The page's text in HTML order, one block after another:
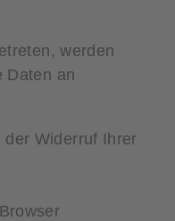
werden
Daten an
der Widerruf Ihrer